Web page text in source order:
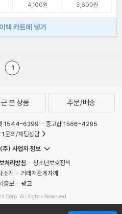
4,100원 3,600원
백 카트에 넣기
1
본 상품 주문/배송
1544-6399
중고샵 1566-4295
문의/채팅상담
주) 사업자 정보
처리방침
청소년보호정책
소개
거래처관계자께
홍보
광고
Corp. All Rights Reserved.